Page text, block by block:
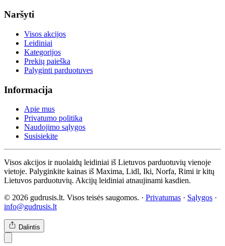
Naršyti
Visos akcijos
Leidiniai
Kategorijos
Prekių paieška
Palyginti parduotuves
Informacija
Apie mus
Privatumo politika
Naudojimo sąlygos
Susisiekite
Visos akcijos ir nuolaidų leidiniai iš Lietuvos parduotuvių vienoje
vietoje. Palyginkite kainas iš Maxima, Lidl, Iki, Norfa, Rimi ir kitų
Lietuvos parduotuvių. Akcijų leidiniai atnaujinami kasdien.
© 2026 gudrusis.lt. Visos teisės saugomos. · Privatumas · Sąlygos ·
info@gudrusis.lt
Dalintis